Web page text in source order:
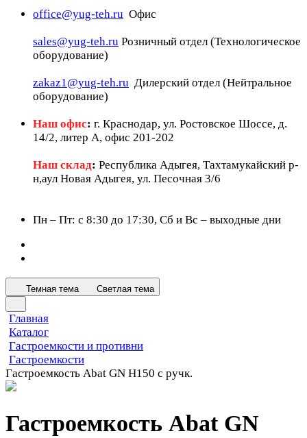
office@yug-teh.ru Офис
sales@yug-teh.ru Розничный отдел (Технологическое
оборудование)
zakaz1@yug-teh.ru Дилерский отдел (Нейтральное
оборудование)
Наш офис: г. Краснодар, ул. Ростовское Шоссе, д.
14/2, литер А, офис 201-202
Наш склад: Республика Адыгея, Тахтамукайский р-
н,аул Новая Адыгея, ул. Песочная 3/6
Пн – Пт: c 8:30 до 17:30, Сб и Вс – выходные дни
Темная тема Светлая тема
Главная
Каталог
Гастроемкости и противни
Гастроемкости
Гастроемкость Abat GN Н150 с ручк.
Гастроемкость Abat GN